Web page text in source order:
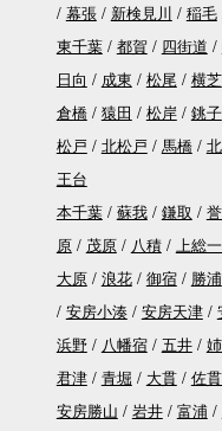
幕張
新検見川 稲毛
東千葉
都賀 四街道
日向
成東 松尾 横芝
倉橋
猿田 松岸
銚子
松戸
北松戸 馬橋
王台
本千葉
蘇我 鎌取
原
茂原 八積 上総
大原
浪花 御宿 勝浦
安房小湊
安房天津
浜野
八幡宿 五井
君津
青堀 大貫 佐
安房勝山
岩井 富浦